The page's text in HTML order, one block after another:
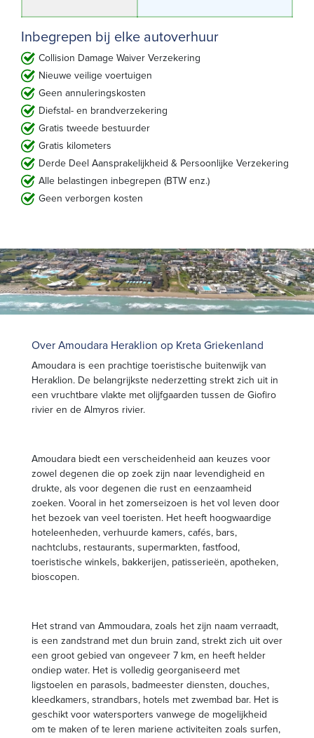
Inbegrepen bij elke autoverhuur
Collision Damage Waiver Verzekering
Nieuwe veilige voertuigen
Geen annuleringskosten
Diefstal- en brandverzekering
Gratis tweede bestuurder
Gratis kilometers
Derde Deel Aansprakelijkheid & Persoonlijke Verzekering
Alle belastingen inbegrepen (BTW enz.)
Geen verborgen kosten
Over Amoudara Heraklion op Kreta Griekenland
Amoudara is een prachtige toeristische buitenwijk van
Heraklion. De belangrijkste nederzetting strekt zich uit in
een vruchtbare vlakte met olijfgaarden tussen de Giofiro
rivier en de Almyros rivier.
Amoudara biedt een verscheidenheid aan keuzes voor
zowel degenen die op zoek zijn naar levendigheid en
drukte, als voor degenen die rust en eenzaamheid
zoeken. Vooral in het zomerseizoen is het vol leven door
het bezoek van veel toeristen. Het heeft hoogwaardige
hoteleenheden, verhuurde kamers, cafés, bars,
nachtclubs, restaurants, supermarkten, fastfood,
toeristische winkels, bakkerijen, patisserieën, apotheken,
bioscopen.
Het strand van Ammoudara, zoals het zijn naam verraadt,
is een zandstrand met dun bruin zand, strekt zich uit over
een groot gebied van ongeveer 7 km, en heeft helder
ondiep water. Het is volledig georganiseerd met
ligstoelen en parasols, badmeester diensten, douches,
kleedkamers, strandbars, hotels met zwembad bar. Het is
geschikt voor watersporters vanwege de mogelijkheid
om te maken of te leren mariene activiteiten zoals surfen,